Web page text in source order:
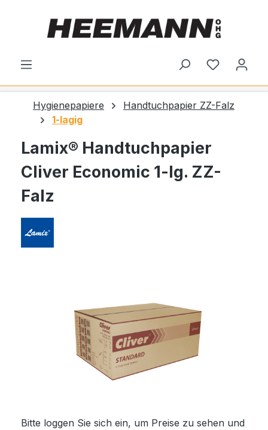
Du hast 0
Hygienepapiere
Handtuchpapier ZZ-Falz
1-lagig
Lamix® Handtuchpapier
Cliver Economic 1-lg. ZZ-
Falz
Bitte loggen Sie sich ein, um Preise zu sehen und